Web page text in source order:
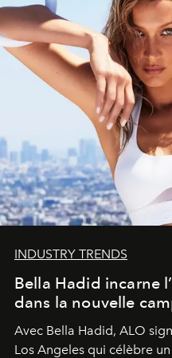
INDUSTRY TRENDS
Bella Hadid incarne
dans la nouvelle
Avec Bella Hadid, ALO
Los Angeles qui célèbre